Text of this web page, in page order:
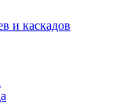
и каскадов